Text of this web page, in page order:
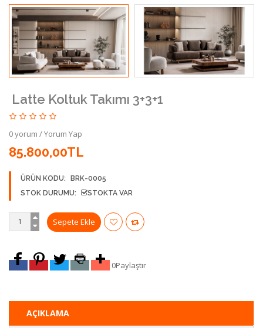
Latte Koltuk Takımı 3+3+1
0 yorum /Yorum Yap
85.800,00TL
ÜRÜN KODU:
BRK-0005
STOK DURUMU:
STOKTA VAR
0Paylaştır
AÇIKLAMA